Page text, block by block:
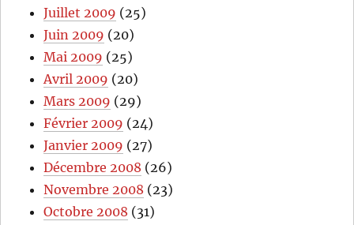
Juillet 2009 (25)
Juin 2009 (20)
Mai 2009 (25)
Avril 2009 (20)
Mars 2009 (29)
Février 2009 (24)
Janvier 2009 (27)
Décembre 2008 (26)
Novembre 2008 (23)
Octobre 2008 (31)